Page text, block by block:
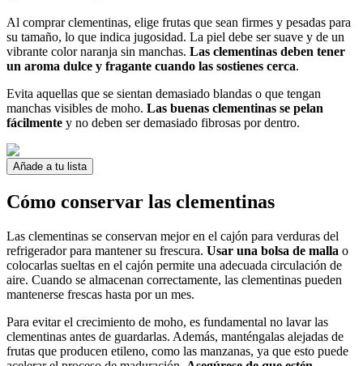
Al comprar clementinas, elige frutas que sean firmes y pesadas para
su tamaño, lo que indica jugosidad. La piel debe ser suave y de un
vibrante color naranja sin manchas. Las clementinas deben tener
un aroma dulce y fragante cuando las sostienes cerca.
Evita aquellas que se sientan demasiado blandas o que tengan
manchas visibles de moho. Las buenas clementinas se pelan
fácilmente y no deben ser demasiado fibrosas por dentro.
Añade a tu lista
Cómo conservar las clementinas
Las clementinas se conservan mejor en el cajón para verduras del
refrigerador para mantener su frescura. Usar una bolsa de malla o
colocarlas sueltas en el cajón permite una adecuada circulación de
aire. Cuando se almacenan correctamente, las clementinas pueden
mantenerse frescas hasta por un mes.
Para evitar el crecimiento de moho, es fundamental no lavar las
clementinas antes de guardarlas. Además, manténgalas alejadas de
frutas que producen etileno, como las manzanas, ya que esto puede